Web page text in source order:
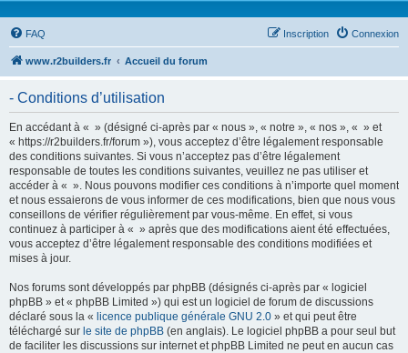
FAQ Connexion
Inscription
www.r2builders.fr Accueil du forum
- Conditions d’utilisation
En accédant à « » (désigné ci-après par « nous », « notre », « nos », « » et
« https://r2builders.fr/forum »), vous acceptez d’être légalement responsable
des conditions suivantes. Si vous n’acceptez pas d’être légalement
responsable de toutes les conditions suivantes, veuillez ne pas utiliser et
accéder à « ». Nous pouvons modifier ces conditions à n’importe quel moment
et nous essaierons de vous informer de ces modifications, bien que nous vous
conseillons de vérifier régulièrement par vous-même. En effet, si vous
continuez à participer à « » après que des modifications aient été effectuées,
vous acceptez d’être légalement responsable des conditions modifiées et
mises à jour.
Nos forums sont développés par phpBB (désignés ci-après par « logiciel
phpBB » et « phpBB Limited ») qui est un logiciel de forum de discussions
déclaré sous la « licence publique générale GNU 2.0 » et qui peut être
téléchargé sur le site de phpBB (en anglais). Le logiciel phpBB a pour seul but
de faciliter les discussions sur internet et phpBB Limited ne peut en aucun cas